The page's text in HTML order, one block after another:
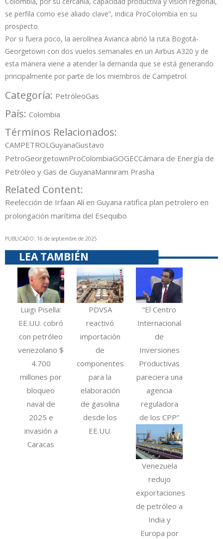
se perfila como ese aliado clave”, indica ProColombia en su
prospecto.
Por si fuera poco, la aerolínea Avianca abrió la ruta Bogotá-
Georgetown con dos vuelos semanales en un Airbus A320 y de
esta manera viene a atender la demanda que se está generando
principalmente por parte de los miembros de Campetrol.
Categoría: PetróleoGas
País: Colombia
Términos Relacionados:
CAMPETROLGuyanaGustavo
PetroGeorgetownProColombiaGOGECCámara de Energía de
Petróleo y Gas de GuyanaManniram Prasha
Related Content:
Reelección de Irfaan Alí en Guyana ratifica plan petrolero en
prolongación marítima del Esequibo
PUBLICADO: 16 de septiembre de 2025
LEA TAMBIÉN
Luigi Pisella:
EE.UU. cobró
con petróleo
venezolano $
4.700
millones por
bloqueo
naval de
2025 e
invasión a
Caracas
PDVSA
reactivó
importación
de
componentes
para la
elaboración
de gasolina
desde los
EE.UU.
“El Centro
Internacional
de
Inversiones
Productivas
pareciera una
agencia
reguladora
de los CPP”
Venezuela
redujo
exportaciones
de petróleo a
India y
Europa por